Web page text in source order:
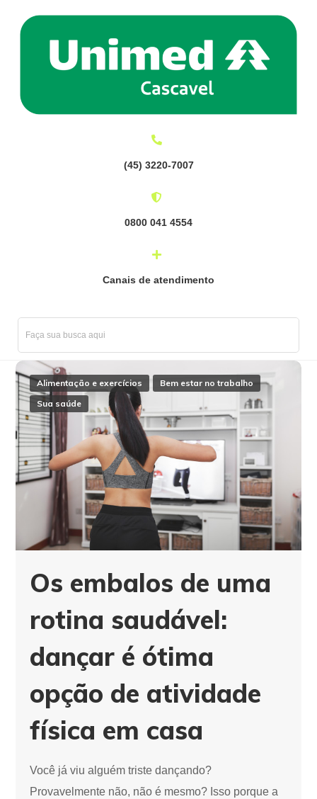
(45) 3220-7007
0800 041 4554
Canais de atendimento
Alimentação e exercícios
Bem estar no trabalho
Sua saúde
Os embalos de uma
rotina saudável:
dançar é ótima
opção de atividade
física em casa
Você já viu alguém triste dançando?
Provavelmente não, não é mesmo? Isso porque a